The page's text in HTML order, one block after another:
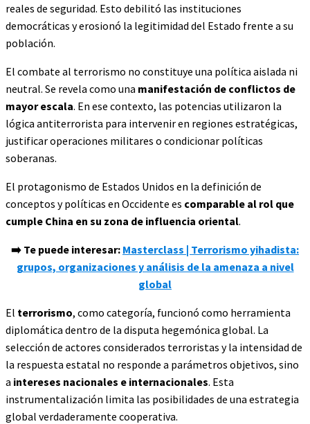
reales de seguridad. Esto debilitó las instituciones
democráticas y erosionó la legitimidad del Estado frente a su
población.
El combate al terrorismo no constituye una política aislada ni
neutral. Se revela como una manifestación de conflictos de
mayor escala. En ese contexto, las potencias utilizaron la
lógica antiterrorista para intervenir en regiones estratégicas,
justificar operaciones militares o condicionar políticas
soberanas.
El protagonismo de Estados Unidos en la definición de
conceptos y políticas en Occidente es comparable al rol que
cumple China en su zona de influencia oriental.
➡️ Te puede interesar: Masterclass | Terrorismo yihadista:
grupos, organizaciones y análisis de la amenaza a nivel
global
El terrorismo, como categoría, funcionó como herramienta
diplomática dentro de la disputa hegemónica global. La
selección de actores considerados terroristas y la intensidad de
la respuesta estatal no responde a parámetros objetivos, sino
a intereses nacionales e internacionales. Esta
instrumentalización limita las posibilidades de una estrategia
global verdaderamente cooperativa.